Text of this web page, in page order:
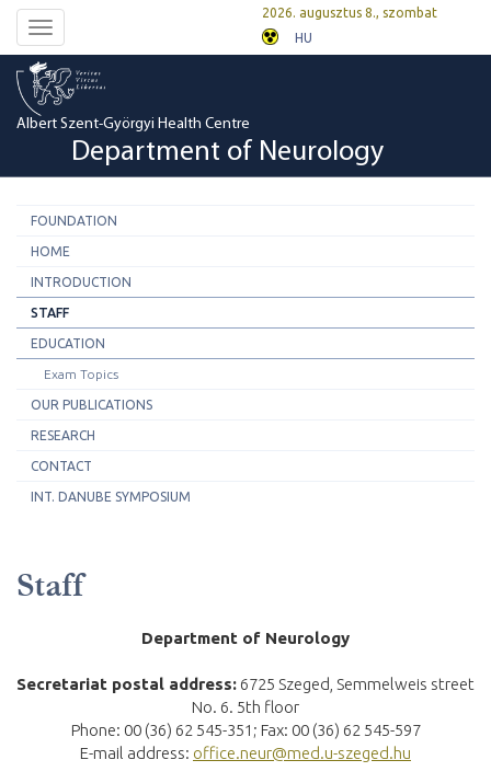
Toggle
navigation
2026. augusztus 8., szombat
HU
Albert Szent-Györgyi Health Centre
Department of Neurology
FOUNDATION
HOME
INTRODUCTION
STAFF
EDUCATION
Exam Topics
OUR PUBLICATIONS
RESEARCH
CONTACT
INT. DANUBE SYMPOSIUM
Staff
Department of Neurology
Secretariat postal address: 6725 Szeged, Semmelweis street
No. 6. 5th floor
Phone: 00 (36) 62 545-351; Fax: 00 (36) 62 545-597
E-mail address: office.neur@med.u-szeged.hu